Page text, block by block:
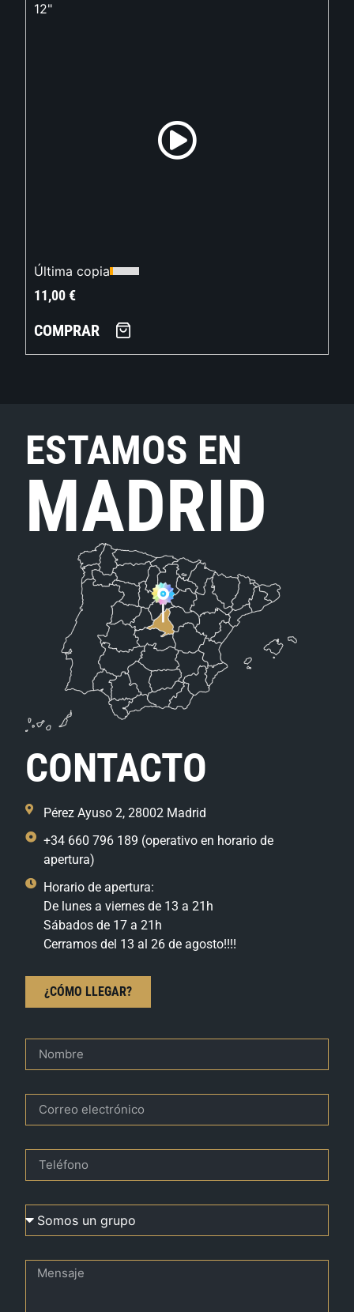
12"
Última copia
11,00€
COMPRAR
ESTAMOS EN
MADRID
CONTACTO
Pérez Ayuso 2, 28002 Madrid
+34 660 796 189 (operativo en horario de
apertura)
Horario de apertura:
De lunes a viernes de 13 a 21h
Sábados de 17 a 21h
Cerramos del 13 al 26 de agosto!!!!
¿CÓMO LLEGAR?